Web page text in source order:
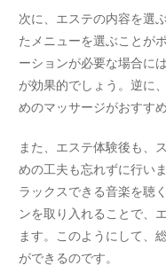
次に、エステの内容を選
たメニューを選ぶことが
ーションが必要な場合に
が効果的でしょう。逆に
めのマッサージがおすすめ
また、エステ体験後も、
めの工夫も忘れずに行い
ラックスできる音楽を聴
ンを取り入れることで、
ます。このようにして、
ができるのです。